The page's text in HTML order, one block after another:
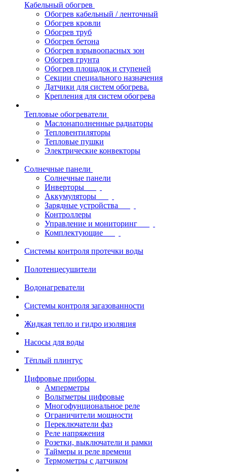
Кабельный обогрев
Обогрев кабельный / ленточный
Обогрев кровли
Обогрев труб
Обогрев бетона
Обогрев взрывоопасных зон
Обогрев грунта
Обогрев площадок и ступеней
Секции специального назначения
Датчики для систем обогрева.
Крепления для систем обогрева
Тепловые обогреватели
Маслонаполненные радиаторы
Тепловентиляторы
Тепловые пушки
Электрические конвекторы
Солнечные панели
Солнечные панели
Инверторы
Аккумуляторы
Зарядные устройства
Контроллеры
Управление и мониторинг
Комплектующие
Системы контроля протечки воды
Полотенцесушители
Водонагреватели
Системы контроля загазованности
Жидкая тепло и гидро изоляция
Насосы для воды
Тёплый плинтус
Цифровые приборы
Амперметры
Вольтметры цифровые
Многофунциональное реле
Ограничители мощности
Переключатели фаз
Реле напряжения
Розетки, выключатели и рамки
Таймеры и реле времени
Термометры c датчиком